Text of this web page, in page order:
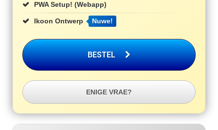
PWA Setup! (Webapp)
Ikoon Ontwerp Nuwe!
BESTEL
ENIGE VRAE?